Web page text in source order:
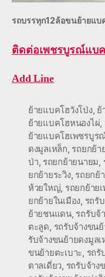
รถบรรทุก12ล้อขนย้ายแบ
ติดต่อเพชรบูรณ์แบ
Add Line
ย้ายแบคโฮวังโป่ง, ย้
ย้ายแบคโฮหนองไผ่,
ย้ายแบคโฮเพชรบูร
ดงมูลเหล็ก, รถยกย้า
ป่า, รถยกย้ายนายม,
ยกย้ายระวิง, รถยกย้
ห้วยใหญ่, รถยกย้าย
ยกย้ายในเมือง, รถรั
ย้ายชนแดน, รถรับจ้
ตะลูด, รถรับจ้างขน
รับจ้างขนย้ายดงมูลเ
ขนย้ายตะเบาะ, รถรั
ตาลเดี่ยว, รถรับจ้าง